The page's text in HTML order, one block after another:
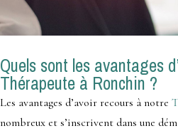
Quels sont les avantages
Thérapeute à Ronchin ?
Les avantages d’avoir recours à notre
nombreux et s’inscrivent dans une